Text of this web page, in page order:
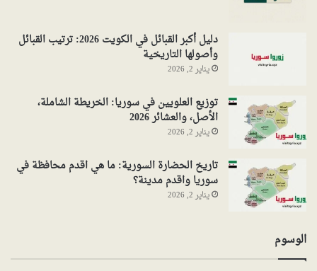
دليل أكبر القبائل في الكويت 2026: ترتيب القبائل
وأصولها التاريخية
يناير 2, 2026
توزيع العلويين في سوريا: الخريطة الشاملة،
الأصل، والعشائر 2026
يناير 2, 2026
تاريخ الحضارة السورية: ما هي اقدم محافظة في
سوريا واقدم مدينة؟
يناير 2, 2026
الوسوم